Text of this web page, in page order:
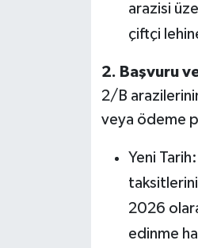
arazisi
çiftçi
2. Başvuru
2/B
veya ödeme
Yeni
2026
edinme